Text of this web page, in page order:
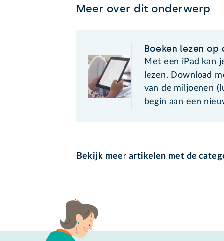
Meer over dit onderwerp
Boeken lezen op
Met een iPad kan
lezen. Download
van de miljoenen
begin aan een
Bekijk meer artikelen met de